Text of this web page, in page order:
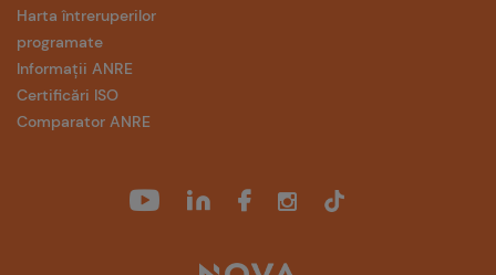
Harta întreruperilor
programate
Informații ANRE
Certificări ISO
Comparator ANRE